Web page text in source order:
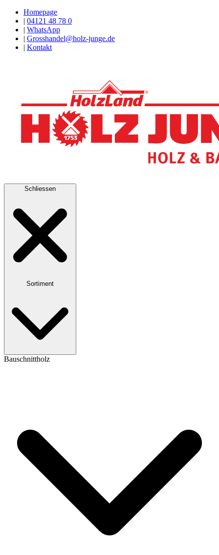
Homepage
| 04121 48 78 0
| WhatsApp
| Grosshandel@holz-junge.de
| Kontakt
Schliessen
Sortiment
Bauschnittholz